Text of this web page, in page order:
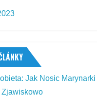
Jak Nosic